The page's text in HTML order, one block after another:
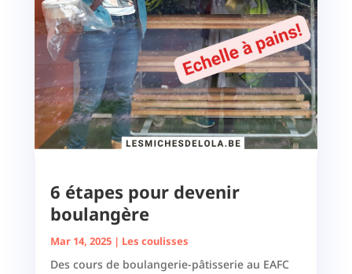
6 étapes pour devenir
boulangère
Mar 14, 2025| Les coulisses
Des cours de boulangerie-pâtisserie au EAFC